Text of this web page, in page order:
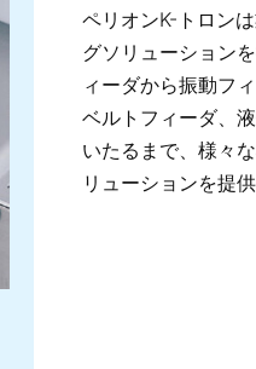
ペリオンK-トロン
グソリューション
ィーダから振動フ
ベルトフィーダ、
いたるまで、様々
リューションを提供